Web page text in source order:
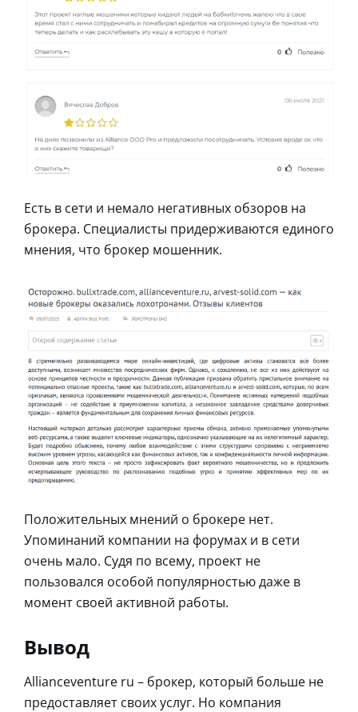
Есть в сети и немало негативных обзоров на
брокера. Специалисты придерживаются единого
мнения, что брокер мошенник.
Положительных мнений о брокере нет.
Упоминаний компании на форумах и в сети
очень мало. Судя по всему, проект не
пользовался особой популярностью даже в
момент своей активной работы.
Вывод
Allianceventure ru – брокер, который больше не
предоставляет своих услуг. Но компания